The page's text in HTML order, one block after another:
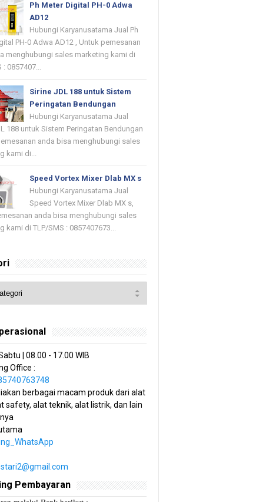
Ph Meter Digital PH-0 Adwa
AD12
Hubungi Karyanusatama Jual Ph
PH-0 Adwa AD12 , Untuk pemesanan
menghubungi sales marketing kami di
: 0857407...
Sirine JDL 188 untuk Sistem
Peringatan Bendungan
Hubungi Karyanusatama Jual
188 untuk Sistem Peringatan Bendungan
anda bisa menghubungi sales
kami di...
Speed Vortex Mixer Dlab MX s
Hubungi Karyanusatama Jual
Speed Vortex Mixer Dlab MX s,
anda bisa menghubungi sales
kami di TLP/SMS : 0857407673...
| 08.00 - 17.00 WIB
Office :
berbagai macam produk dari alat
safety, alat teknik, alat listrik, dan lain
Pembayaran